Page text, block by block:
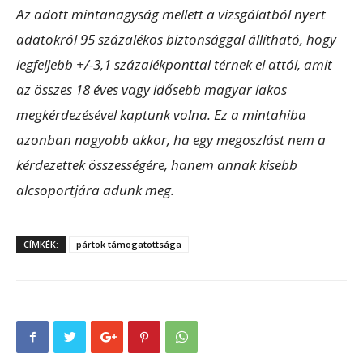
Az adott mintanagyság mellett a vizsgálatból nyert
adatokról 95 százalékos biztonsággal állítható, hogy
legfeljebb +/-3,1 százalékponttal térnek el attól, amit
az összes 18 éves vagy idősebb magyar lakos
megkérdezésével kaptunk volna. Ez a mintahiba
azonban nagyobb akkor, ha egy megoszlást nem a
kérdezettek összességére, hanem annak kisebb
alcsoportjára adunk meg.
CÍMKÉK: pártok támogatottsága